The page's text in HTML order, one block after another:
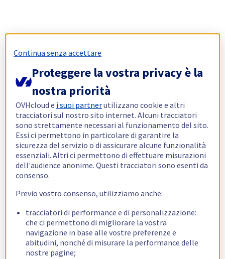
Continua senza accettare
Proteggere la vostra privacy è la
nostra priorità
OVHcloud e i suoi partnerutilizzano cookie e altri
tracciatori sul nostro sito internet. Alcuni tracciatori
sono strettamente necessari al funzionamento del sito.
Essi ci permettono in particolare di garantire la
sicurezza del servizio o di assicurare alcune funzionalità
essenziali. Altri ci permettono di effettuare misurazioni
dell'audience anonime. Questi tracciatori sono esenti da
consenso.
Previo vostro consenso, utilizziamo anche:
tracciatori di performance e di personalizzazione:
che ci permettono di migliorare la vostra
navigazione in base alle vostre preferenze e
abitudini, nonché di misurare la performance delle
nostre pagine;